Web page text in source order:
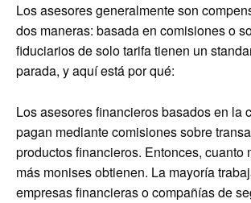
Los asesores generalmente son
dos maneras: basada en comisiones o
fiduciarios de solo tarifa tienen un
parada, y aquí está por qué:
Los asesores financieros basados en la
pagan mediante comisiones sobre
productos financieros. Entonces, cuanto
más monises obtienen. La mayoría
empresas financieras o compañías de